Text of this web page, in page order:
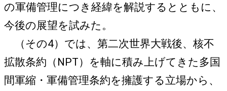
の軍備管理につき経緯を解説するとともに、
今後の展望を試みた。
（その4）では、第二次世界大戦後、核不
拡散条約（NPT）を軸に積み上げてきた多国
間軍縮・軍備管理条約を擁護する立場から、